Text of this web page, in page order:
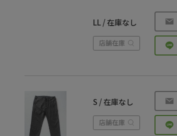
LL / 在庫なし
店舗在庫
S / 在庫なし
店舗在庫